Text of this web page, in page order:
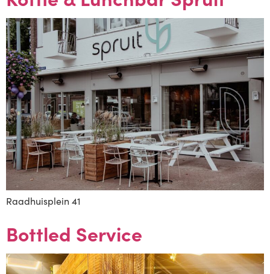
Raadhuisplein 41
Bottled Service